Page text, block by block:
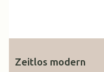
Zeitlos modern